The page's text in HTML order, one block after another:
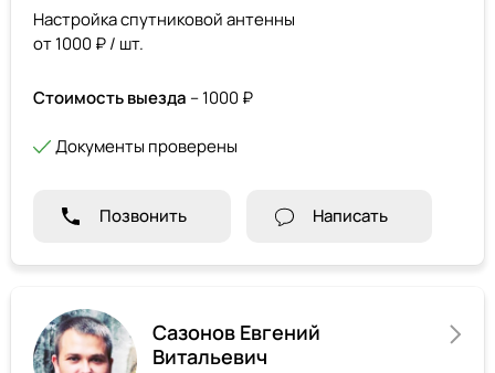
Настройка спутниковой антенны
от 1000 ₽ / шт.
Стоимость выезда – 1000 ₽
Документы проверены
Позвонить Написать
Сазонов Евгений
Витальевич